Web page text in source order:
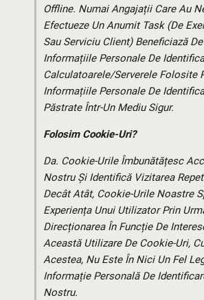
Offline. Numai Angajații Care Au
Efectueze Un Anumit Task (de
Sau Serviciu Client) Beneficiază
Informațiile Personale De
Calculatoarele/serverele Folosite
Informațiile Personale De
Păstrate Într-Un Mediu Sigur.
Folosim Cookie-Uri?
Da. Cookie-Urile Îmbunătățesc
Nostru Și Identifică Vizitarea
Decât Atât, Cookie-Urile Noastre
Experiența Unui Utilizator Prin
Direcționarea În Funcție De
Această Utilizare De Cookie-Uri,
Acestea, Nu Este În Nici Un Fel
Informație Personală De
Nostru.